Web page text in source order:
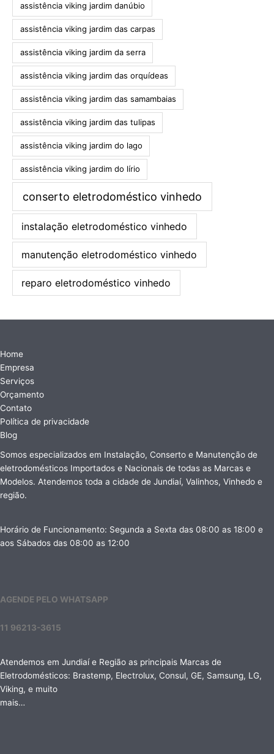
assistência viking jardim danúbio
assistência viking jardim das carpas
assistência viking jardim da serra
assistência viking jardim das orquídeas
assistência viking jardim das samambaias
assistência viking jardim das tulipas
assistência viking jardim do lago
assistência viking jardim do lírio
conserto eletrodoméstico vinhedo
instalação eletrodoméstico vinhedo
manutenção eletrodoméstico vinhedo
reparo eletrodoméstico vinhedo
Home
Empresa
Serviços
Orçamento
Contato
Política de privacidade
Blog
Somos especializados em Instalação, Conserto e Manutenção de
eletrodomésticos Importados e Nacionais de todas as Marcas e
Modelos. Atendemos toda a cidade de Jundiaí, Valinhos, Vinhedo e
região.
Horário de Funcionamento: Segunda a Sexta das 08:00 as 18:00 e
aos Sábados das 08:00 as 12:00
AGENDE PELO WHATSAPP
11 96213-3615
Atendemos em Jundiaí e Região as principais Marcas de
Eletrodomésticos: Brastemp, Electrolux, Consul, GE, Samsung, LG,
Viking, e muito
mais…